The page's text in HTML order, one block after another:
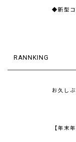
◆新型コ
RANNKING
お久し
【年末